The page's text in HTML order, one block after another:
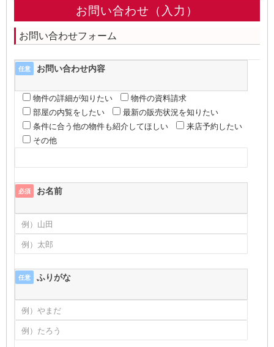
お問い合わせ（入力）
お問い合わせフォーム
任意 お問い合わせ内容
物件の詳細が知りたい
物件の資料請求
部屋の内覧をしたい
最新の販売状況を知りたい
条件に合う他の物件も紹介してほしい
来店予約したい
その他
必須 お名前
任意 ふりがな